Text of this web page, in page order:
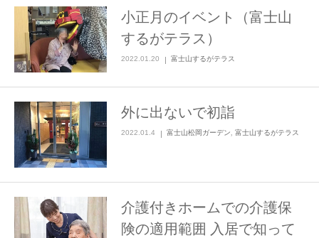
小正月のイベント（富士山
するがテラス）
2022.01.20 富士山するがテラス
外に出ないで初詣
2022.01.4 富士山松岡ガーデン, 富士山するがテラス
介護付きホームでの介護保
険の適用範囲 入居で知って